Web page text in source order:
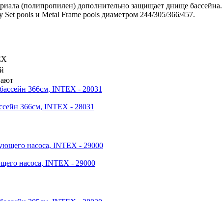
(полипропилен) дополнительно защищает днище бассейна.
Set pools и Metal Frame pools диаметром 244/305/366/457.
366см, INTEX - 28031
насоса, INTEX - 29000